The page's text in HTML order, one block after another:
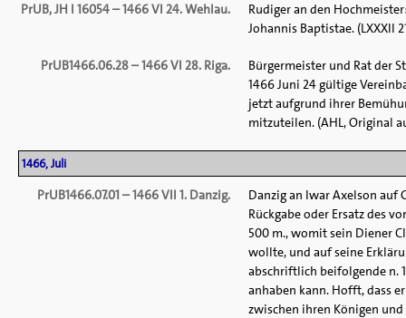
PrUB, JH I 16054 – 1466 VI 24. Wehlau.
Rudiger an den
Johannis Baptistae. (LXXXII
PrUB1466.06.28 – 1466 VI 28. Riga.
Bürgermeister und Rat der
1466 Juni 24 gültige
jetzt aufgrund ihrer
mitzuteilen. (AHL, Original
1466, Juli
PrUB1466.07.01 – 1466 VII 1. Danzig.
Danzig an Iwar Axelson auf
Rückgabe oder Ersatz des
500 m., womit sein Diener
wollte, und auf seine
abschriftlich beifolgende n.
anhaben kann. Hofft, dass
zwischen ihren Königen